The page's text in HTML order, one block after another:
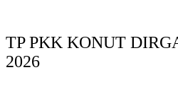
TP PKK KONUT
2026